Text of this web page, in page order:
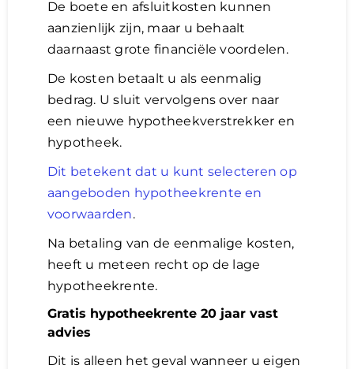
De boete en afsluitkosten kunnen
aanzienlijk zijn, maar u behaalt
daarnaast grote financiële voordelen.
De kosten betaalt u als eenmalig
bedrag. U sluit vervolgens over naar
een nieuwe hypotheekverstrekker en
hypotheek.
Dit betekent dat u kunt selecteren op
aangeboden hypotheekrente en
voorwaarden.
Na betaling van de eenmalige kosten,
heeft u meteen recht op de lage
hypotheekrente.
Gratis hypotheekrente 20 jaar vast
advies
Dit is alleen het geval wanneer u eigen